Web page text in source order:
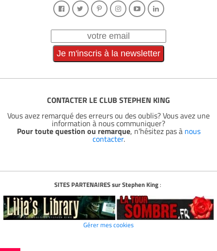
CONTACTER LE CLUB STEPHEN KING
Vous avez remarqué des erreurs ou des oublis? Vous avez une
information à nous communiquer?
Pour toute question ou remarque, n'hésitez pas à nous
contacter.
SITES PARTENAIRES sur Stephen King:
Gérer mes cookies